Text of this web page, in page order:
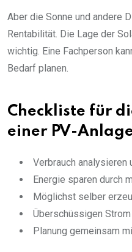
Aber die Sonne und andere
Rentabilität. Die Lage der
wichtig. Eine Fachperson
Bedarf planen.
Checkliste für
einer PV-
Verbrauch analysieren
Energie sparen durch
Möglichst selber
Überschüssigen
Planung gemeinsam